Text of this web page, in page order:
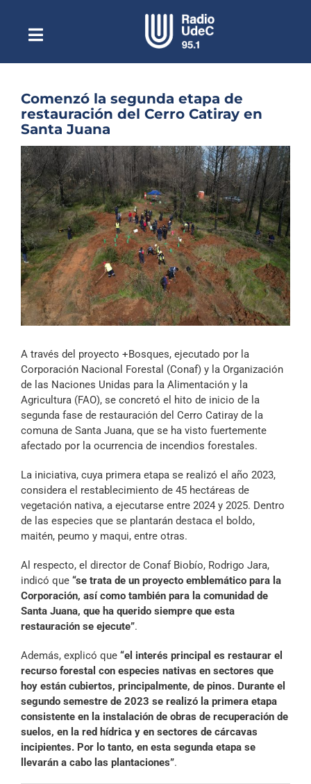
contenidoToggle
NavigationEscuchar Radio UdeC en vivo
Quiénes Somos
Programación
Podcast
Noticias
Reportajes
Columnas
Música Clásica
Especiales
Archivo Sonoro
Comenzó la segunda etapa de
restauración del Cerro Catiray en
Santa Juana
Ver
imagen
más
grande
A través del proyecto +Bosques, ejecutado por la
Corporación Nacional Forestal (Conaf) y la Organización
de las Naciones Unidas para la Alimentación y la
Agricultura (FAO), se concretó el hito de inicio de la
segunda fase de restauración del Cerro Catiray de la
comuna de Santa Juana, que se ha visto fuertemente
afectado por la ocurrencia de incendios forestales.
La iniciativa, cuya primera etapa se realizó el año 2023,
considera el restablecimiento de 45 hectáreas de
vegetación nativa, a ejecutarse entre 2024 y 2025. Dentro
de las especies que se plantarán destaca el boldo,
maitén, peumo y maqui, entre otras.
Al respecto, el director de Conaf Biobío, Rodrigo Jara,
indicó que “se trata de un proyecto emblemático para la
Corporación, así como también para la comunidad de
Santa Juana, que ha querido siempre que esta
restauración se ejecute”.
Además, explicó que “el interés principal es restaurar el
recurso forestal con especies nativas en sectores que
hoy están cubiertos, principalmente, de pinos. Durante el
segundo semestre de 2023 se realizó la primera etapa
consistente en la instalación de obras de recuperación de
suelos, en la red hídrica y en sectores de cárcavas
incipientes. Por lo tanto, en esta segunda etapa se
llevarán a cabo las plantaciones”.